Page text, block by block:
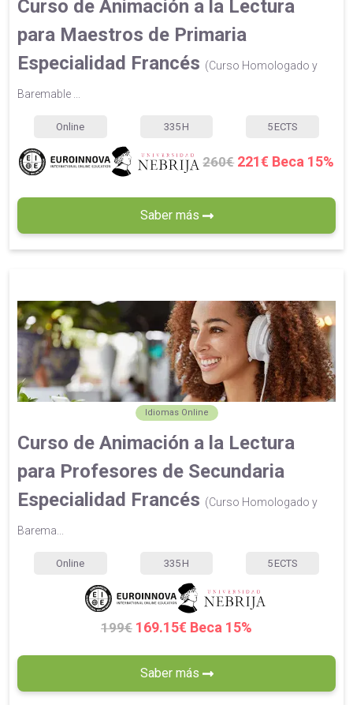
Curso de Animación a la Lectura
para Maestros de Primaria
Especialidad Francés (Curso Homologado y
Baremable ...
Online 335 H 5 ECTS
260€ 221€ Beca 15%
Saber más
Idiomas Online
Curso de Animación a la Lectura
para Profesores de Secundaria
Especialidad Francés (Curso Homologado y
Barema...
Online 335 H 5 ECTS
199€ 169.15€ Beca 15%
Saber más